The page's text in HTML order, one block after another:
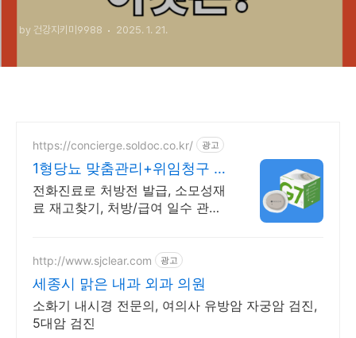
by 건강지키미9988 2025. 1. 21.
https://concierge.soldoc.co.kr/ 광고
1형당뇨 맞춤관리+위임청구 복
잡한 청구 절차 ZERO
전화진료로 처방전 발급, 소모성재
료 재고찾기, 처방/급여 일수 관리
http://www.sjclear.com 광고
세종시 맑은 내과 외과 의원
소화기 내시경 전문의, 여의사 유방암 자궁암 검진,
5대암 검진